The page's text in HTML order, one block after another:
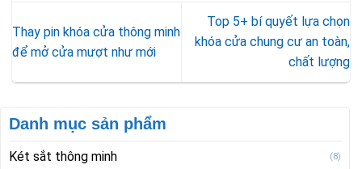
Thay pin khóa cửa thông minh
để mở cửa mượt như mới
Top 5+ bí quyết lựa chọn
khóa cửa chung cư an toàn,
chất lượng
Danh mục sản phẩm
Két sắt thông minh (8)